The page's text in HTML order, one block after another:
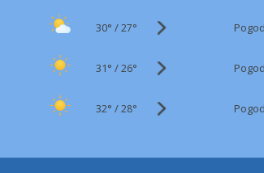
30° /27°
31° /26°
32° /28°